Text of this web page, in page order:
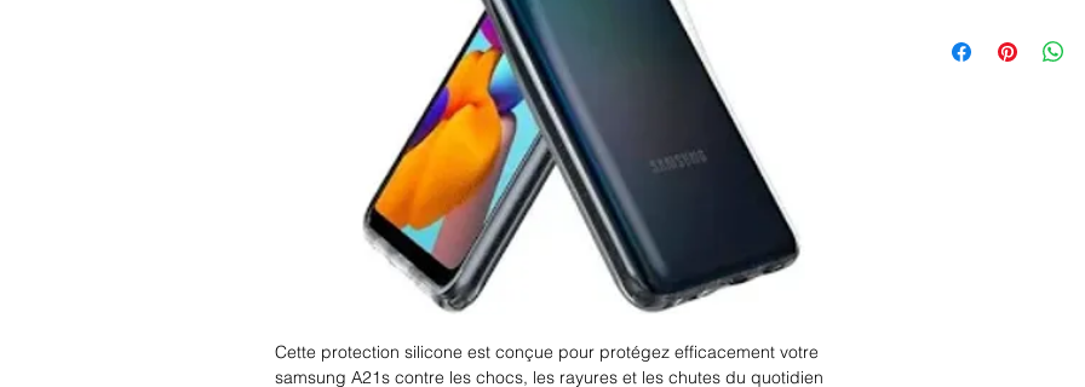
Cette protection silicone est conçue pour protégez efficacement votre
samsung A21s contre les chocs, les rayures et les chutes du quotidien